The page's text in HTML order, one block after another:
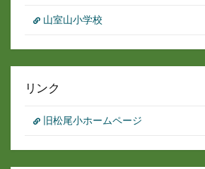
山室山小学校
リンク
旧松尾小ホームページ